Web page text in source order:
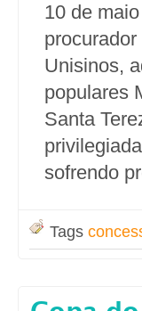
10 de
Unisinos,
populares
Santa
sofrendo
Tags